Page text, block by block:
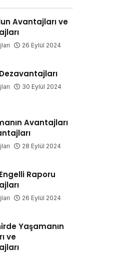
Avantajları ve
26 Eylül 2024
30 Eylül 2024
Avantajları
28 Eylül 2024
Raporu
26 Eylül 2024
Yaşamanın
ve